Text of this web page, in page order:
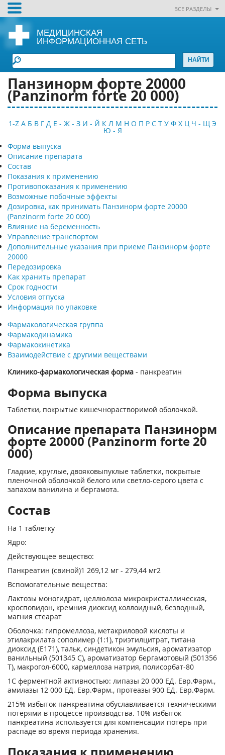
ВСЕ РАЗДЕЛЫ
МЕДИЦИНСКАЯ
ИНФОРМАЦИОННАЯ СЕТЬ
Панзинорм форте 20000
(Panzinorm forte 20 000)
1-Z А Б В Г Д Е - Ж - З И - Й К Л М Н О П Р С Т У Ф Х Ц Ч - Щ Э
Ю - Я
Форма выпуска
Описание препарата
Состав
Показания к применению
Противопоказания к применению
Возможные побочные эффекты
Дозировка, как принимать Панзинорм форте 20000
(Panzinorm forte 20 000)
Влияние на беременность
Управление транспортом
Дополнительные указания при приеме Панзинорм форте
20000
Передозировка
Как хранить препарат
Срок годности
Условия отпуска
Информация по упаковке
Фармакологическая группа
Фармакодинамика
Фармакокинетика
Взаимодействие с другими веществами
Клинико-фармакологическая форма - панкреатин
Форма выпуска
Таблетки, покрытые кишечнорастворимой оболочкой.
Описание препарата Панзинорм
форте 20000 (Panzinorm forte 20
000)
Гладкие, круглые, двояковыпуклые таблетки, покрытые
пленочной оболочкой белого или светло-серого цвета с
запахом ванилина и бергамота.
Состав
На 1 таблетку
Ядро:
Действующее вещество:
Панкреатин (свиной)1 269,12 мг - 279,44 мг2
Вспомогательные вещества:
Лактозы моногидрат, целлюлоза микрокристаллическая,
кросповидон, кремния диоксид коллоидный, безводный,
магния стеарат
Оболочка: гипромеллоза, метакриловой кислоты и
этилакрилата сополимер (1:1), триэтилцитрат, титана
диоксид (Е171), тальк, синдетикон эмульсия, ароматизатор
ванильный (501345 С), ароматизатор бергамотовый (501356
Т), макрогол-6000, кармеллоза натрия, полисорбат-80
1С ферментной активностью: липазы 20 000 ЕД. Евр.Фарм.,
амилазы 12 000 ЕД. Евр.Фарм., протеазы 900 ЕД. Евр.Фарм.
215% избыток панкреатина обуславливается техническими
потерями в процессе производства. 10% избыток
панкреатина используется для компенсации потерь при
распаде во время периода хранения.